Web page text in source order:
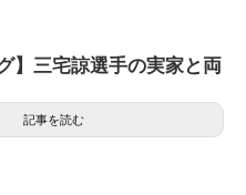
】三宅諒選手の実家と両
記事を読む